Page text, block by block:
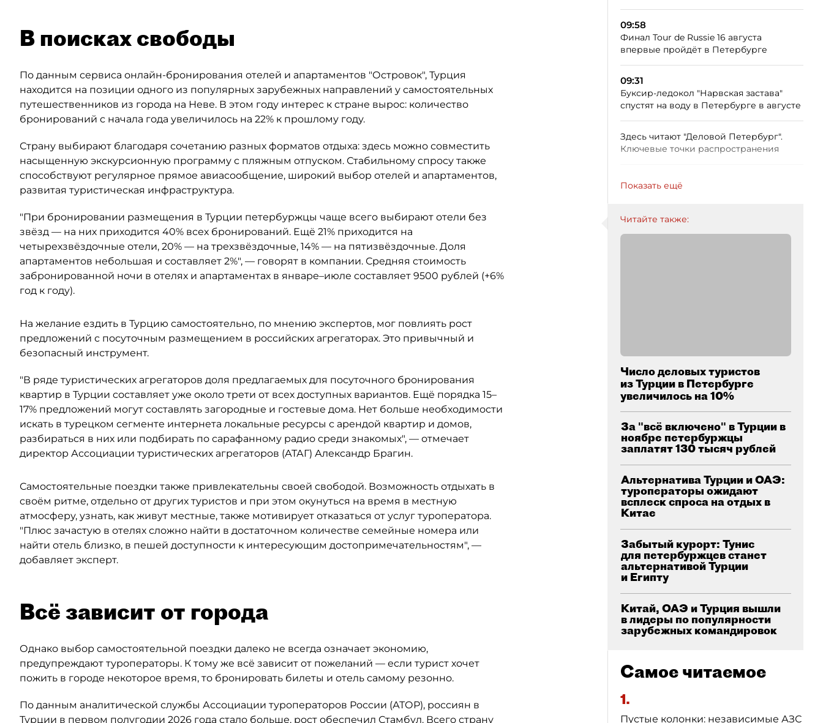
В поисках свободы
По данным сервиса онлайн-бронирования отелей и апартаментов "Островок", Турция
находится на позиции одного из популярных зарубежных направлений у самостоятельных
путешественников из города на Неве. В этом году интерес к стране вырос: количество
бронирований с начала года увеличилось на 22% к прошлому году.
Страну выбирают благодаря сочетанию разных форматов отдыха: здесь можно совместить
насыщенную экскурсионную программу с пляжным отпуском. Стабильному спросу также
способствуют регулярное прямое авиасообщение, широкий выбор отелей и апартаментов,
развитая туристическая инфраструктура.
"При бронировании размещения в Турции петербуржцы чаще всего выбирают отели без
звёзд — на них приходится 40% всех бронирований. Ещё 21% приходится на
четырехзвёздочные отели, 20% — на трехзвёздочные, 14% — на пятизвёздочные. Доля
апартаментов небольшая и составляет 2%", — говорят в компании. Средняя стоимость
забронированной ночи в отелях и апартаментах в январе–июле составляет 9500 рублей (+6%
год к году).
На желание ездить в Турцию самостоятельно, по мнению экспертов, мог повлиять рост
предложений с посуточным размещением в российских агрегаторах. Это привычный и
безопасный инструмент.
"В ряде туристических агрегаторов доля предлагаемых для посуточного бронирования
квартир в Турции составляет уже около трети от всех доступных вариантов. Ещё порядка 15–
17% предложений могут составлять загородные и гостевые дома. Нет больше необходимости
искать в турецком сегменте интернета локальные ресурсы с арендой квартир и домов,
разбираться в них или подбирать по сарафанному радио среди знакомых", — отмечает
директор Ассоциации туристических агрегаторов (АТАГ) Александр Брагин.
Самостоятельные поездки также привлекательны своей свободой. Возможность отдыхать в
своём ритме, отдельно от других туристов и при этом окунуться на время в местную
атмосферу, узнать, как живут местные, также мотивирует отказаться от услуг туроператора.
"Плюс зачастую в отелях сложно найти в достаточном количестве семейные номера или
найти отель близко, в пешей доступности к интересующим достопримечательностям", —
добавляет эксперт.
Всё зависит от города
Однако выбор самостоятельной поездки далеко не всегда означает экономию,
предупреждают туроператоры. К тому же всё зависит от пожеланий — если турист хочет
пожить в городе некоторое время, то бронировать билеты и отель самому резонно.
По данным аналитической службы Ассоциации туроператоров России (АТОР), россиян в
Турции в первом полугодии 2026 года стало больше, рост обеспечил Стамбул. Всего страну
09:58
Финал Tour de Russie 16 августа
впервые пройдёт в Петербурге
09:31
Буксир-ледокол "Нарвская застава"
спустят на воду в Петербурге в августе
Здесь читают "Деловой Петербург".
Ключевые точки распространения
Показать ещё
Читайте также:
Число деловых туристов
из Турции в Петербурге
увеличилось на 10%
За "всё включено" в Турции в
ноябре петербуржцы
заплатят 130 тысяч рублей
Альтернатива Турции и ОАЭ:
туроператоры ожидают
всплеск спроса на отдых в
Китае
Забытый курорт: Тунис
для петербуржцев станет
альтернативой Турции
и Египту
Китай, ОАЭ и Турция вышли
в лидеры по популярности
зарубежных командировок
Самое читаемое
1.
Пустые колонки: независимые АЗС